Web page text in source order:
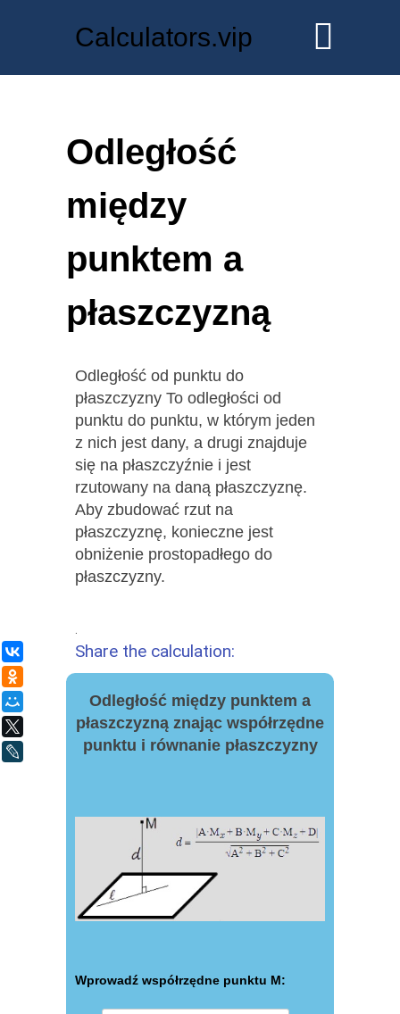
Calculators.vip
Odległość
między
punktem a
płaszczyzną
Odległość od punktu do
płaszczyzny To odległości od
punktu do punktu, w którym jeden
z nich jest dany, a drugi znajduje
się na płaszczyźnie i jest
rzutowany na daną płaszczyznę.
Aby zbudować rzut na
płaszczyznę, konieczne jest
obniżenie prostopadłego do
płaszczyzny.
Share the calculation:
Odległość między punktem a
płaszczyzną znając współrzędne
punktu i równanie płaszczyzny
Wprowadź współrzędne punktu M:
ВКонтакте
Одноклассники
LiveJournal